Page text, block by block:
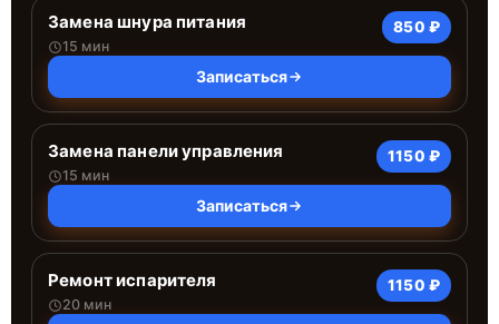
Замена шнура питания
15 мин
850 ₽
Записаться
Замена панели управления
15 мин
1150 ₽
Записаться
Ремонт испарителя
20 мин
1150 ₽